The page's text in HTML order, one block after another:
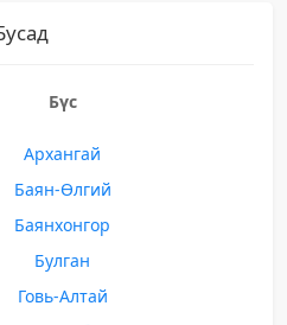
Бүс
Архангай
Баян-Өлгий
Баянхонгор
Булган
Говь-Алтай